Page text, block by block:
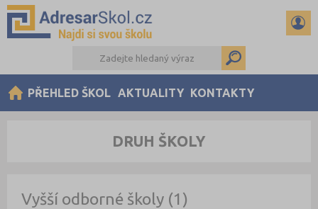
PŘEHLED ŠKOL AKTUALITY KONTAKTY
DRUH ŠKOLY
Vyšší odborné školy (1)